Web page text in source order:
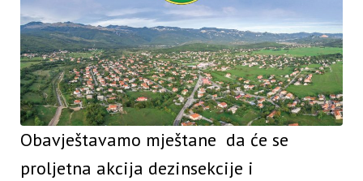
Obavještavamo mještane da će se
proljetna akcija dezinsekcije i